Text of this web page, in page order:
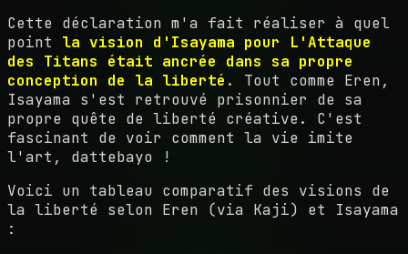
Cette déclaration m'a fait réaliser à quel
point la vision d'Isayama pour L'Attaque
des Titans était ancrée dans sa propre
conception de la liberté . Tout comme Eren,
Isayama s'est retrouvé prisonnier de sa
propre quête de liberté créative. C'est
fascinant de voir comment la vie imite
l'art, dattebayo !
Voici un tableau comparatif des visions de
la liberté selon Eren (via Kaji) et Isayama
: